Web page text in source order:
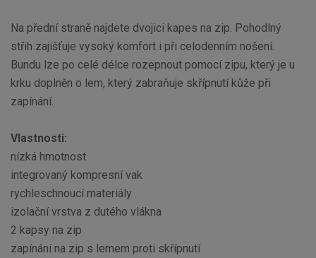
Na přední straně najdete dvojici kapes na zip. Pohodlný
střih zajišťuje vysoký komfort i při celodenním nošení.
Bundu lze po celé délce rozepnout pomocí zipu, který je u
krku doplněn o lem, který zabraňuje skřípnutí kůže při
zapínání.
Vlastnosti:
nízká hmotnost
integrovaný kompresní vak
rychleschnoucí materiály
izolační vrstva z dutého vlákna
2 kapsy na zip
zapínání na zip s lemem proti skřípnutí